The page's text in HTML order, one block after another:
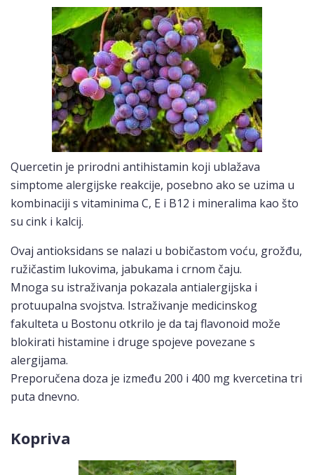
Quercetin je prirodni antihistamin koji ublažava
simptome alergijske reakcije, posebno ako se uzima u
kombinaciji s vitaminima C, E i B12 i mineralima kao što
su cink i kalcij.
Ovaj antioksidans se nalazi u bobičastom voću, grožđu,
ružičastim lukovima, jabukama i crnom čaju.
Mnoga su istraživanja pokazala antialergijska i
protuupalna svojstva. Istraživanje medicinskog
fakulteta u Bostonu otkrilo je da taj flavonoid može
blokirati histamine i druge spojeve povezane s
alergijama.
Preporučena doza je između 200 i 400 mg kvercetina tri
puta dnevno.
Kopriva